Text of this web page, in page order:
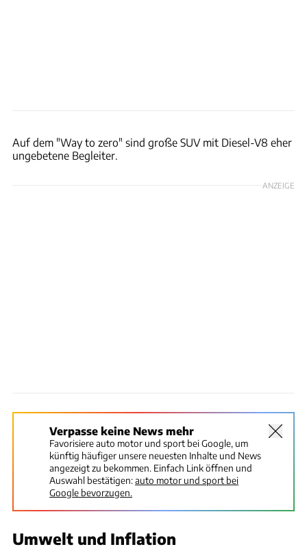
Auf dem "Way to zero" sind große SUV mit Diesel-V8 eher
ungebetene Begleiter.
ANZEIGE
Verpasse keine News mehr
Favorisiere auto motor und sport bei Google, um
künftig häufiger unsere neuesten Inhalte und News
angezeigt zu bekommen. Einfach Link öffnen und
Auswahl bestätigen:auto motor und sport bei
Google bevorzugen.
Umwelt und Inflation